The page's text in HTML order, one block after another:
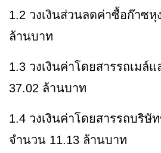
1.2 วงเงินส่วนลดค่าซื้อก๊าซ
ล้านบาท
1.3 วงเงินค่าโดยสารรถเมล์
37.02 ล้านบาท
1.4 วงเงินค่าโดยสารรถบริษั
จำนวน 11.13 ล้านบาท